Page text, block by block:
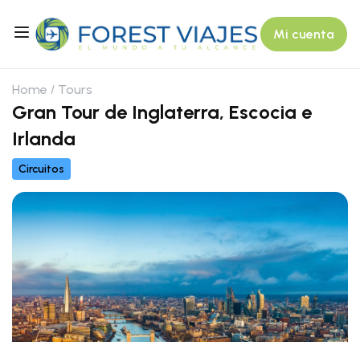
Mi cuenta
Home Tours
Gran Tour de Inglaterra, Escocia e
Irlanda
Circuitos